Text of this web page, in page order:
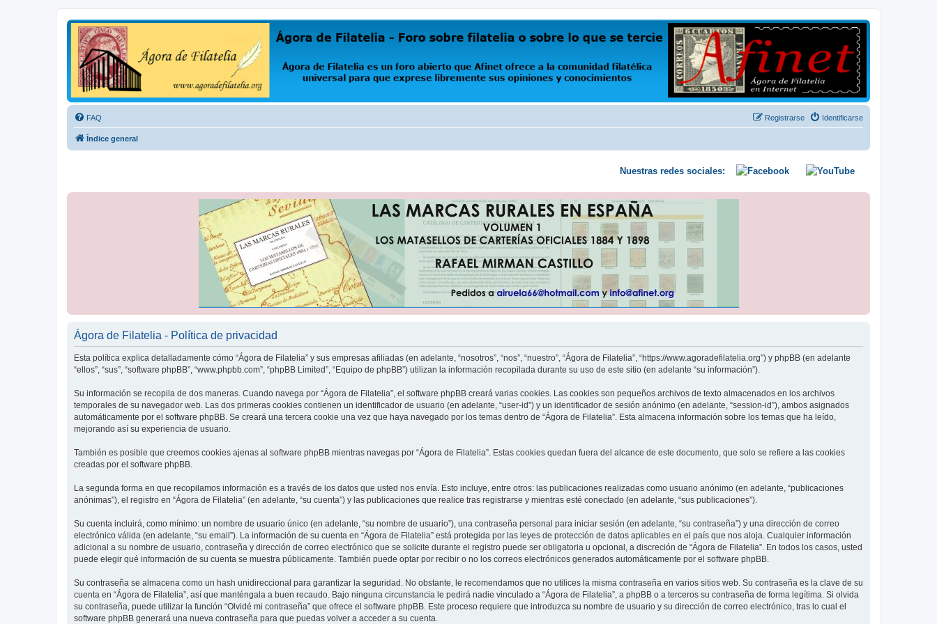
Ágora de Filatelia
Foro sobre filatelia o sobre lo que se tercie. Ágora de Filatelia es un foro abierto que Afinet ofrece a la comunidad filatélica universal para que exprese libremente sus opiniones y conocimientos
FAQ Identificarse
Registrarse
Índice general
Nuestras redes sociales:
Ágora de Filatelia - Política de privacidad
Esta política explica detalladamente cómo “Ágora de Filatelia” y sus empresas afiliadas (en adelante, “nosotros”, “nos”, “nuestro”, “Ágora de Filatelia”, “https://www.agoradefilatelia.org”) y phpBB (en adelante
“ellos”, “sus”, “software phpBB”, “www.phpbb.com”, “phpBB Limited”, “Equipo de phpBB”) utilizan la información recopilada durante su uso de este sitio (en adelante “su información”).
Su información se recopila de dos maneras. Cuando navega por “Ágora de Filatelia”, el software phpBB creará varias cookies. Las cookies son pequeños archivos de texto almacenados en los archivos
temporales de su navegador web. Las dos primeras cookies contienen un identificador de usuario (en adelante, “user-id”) y un identificador de sesión anónimo (en adelante, “session-id”), ambos asignados
automáticamente por el software phpBB. Se creará una tercera cookie una vez que haya navegado por los temas dentro de “Ágora de Filatelia”. Esta almacena información sobre los temas que ha leído,
mejorando así su experiencia de usuario.
También es posible que creemos cookies ajenas al software phpBB mientras navegas por “Ágora de Filatelia”. Estas cookies quedan fuera del alcance de este documento, que solo se refiere a las cookies
creadas por el software phpBB.
La segunda forma en que recopilamos información es a través de los datos que usted nos envía. Esto incluye, entre otros: las publicaciones realizadas como usuario anónimo (en adelante, “publicaciones
anónimas”), el registro en “Ágora de Filatelia” (en adelante, “su cuenta”) y las publicaciones que realice tras registrarse y mientras esté conectado (en adelante, “sus publicaciones”).
Su cuenta incluirá, como mínimo: un nombre de usuario único (en adelante, “su nombre de usuario”), una contraseña personal para iniciar sesión (en adelante, “su contraseña”) y una dirección de correo
electrónico válida (en adelante, “su email”). La información de su cuenta en “Ágora de Filatelia” está protegida por las leyes de protección de datos aplicables en el país que nos aloja. Cualquier información
adicional a su nombre de usuario, contraseña y dirección de correo electrónico que se solicite durante el registro puede ser obligatoria u opcional, a discreción de “Ágora de Filatelia”. En todos los casos, usted
puede elegir qué información de su cuenta se muestra públicamente. También puede optar por recibir o no los correos electrónicos generados automáticamente por el software phpBB.
Su contraseña se almacena como un hash unidireccional para garantizar la seguridad. No obstante, le recomendamos que no utilices la misma contraseña en varios sitios web. Su contraseña es la clave de su
cuenta en “Ágora de Filatelia”, así que manténgala a buen recaudo. Bajo ninguna circunstancia le pedirá nadie vinculado a “Ágora de Filatelia”, a phpBB o a terceros su contraseña de forma legítima. Si olvida
su contraseña, puede utilizar la función “Olvidé mi contraseña” que ofrece el software phpBB. Este proceso requiere que introduzca su nombre de usuario y su dirección de correo electrónico, tras lo cual el
software phpBB generará una nueva contraseña para que puedas volver a acceder a su cuenta.